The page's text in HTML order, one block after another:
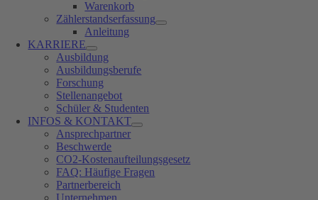
Warenkorb
Zählerstandserfassung
Anleitung
KARRIERE
Ausbildung
Ausbildungsberufe
Forschung
Stellenangebot
Schüler & Studenten
INFOS & KONTAKT
Ansprechpartner
Beschwerde
CO2-Kostenaufteilungsgesetz
FAQ: Häufige Fragen
Partnerbereich
Unternehmen